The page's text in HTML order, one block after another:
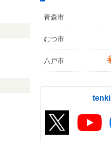
青森市
むつ市
八戸市